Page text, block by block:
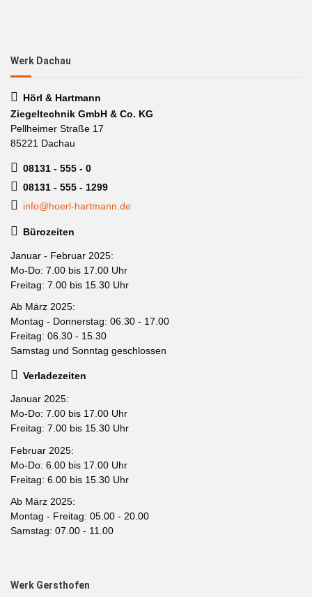
Werk Dachau
Hörl & Hartmann
Ziegeltechnik GmbH & Co. KG
Pellheimer Straße 17
85221 Dachau
08131 - 555 - 0
08131 - 555 - 1299
info@hoerl-hartmann.de
Bürozeiten
Januar - Februar 2025:
Mo-Do: 7.00 bis 17.00 Uhr
Freitag: 7.00 bis 15.30 Uhr
Ab März 2025:
Montag - Donnerstag: 06.30 - 17.00
Freitag: 06.30 - 15.30
Samstag und Sonntag geschlossen
Verladezeiten
Januar 2025:
Mo-Do: 7.00 bis 17.00 Uhr
Freitag: 7.00 bis 15.30 Uhr
Februar 2025:
Mo-Do: 6.00 bis 17.00 Uhr
Freitag: 6.00 bis 15.30 Uhr
Ab März 2025:
Montag - Freitag: 05.00 - 20.00
Samstag: 07.00 - 11.00
Werk Gersthofen